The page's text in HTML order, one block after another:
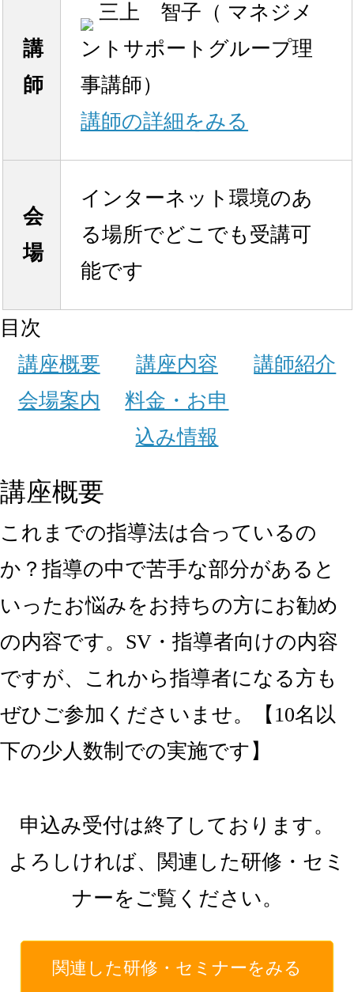
講
師
三上 智子（ マネジメ
ントサポートグループ理
事講師）
講師の詳細をみる
会
場
インターネット環境のあ
る場所でどこでも受講可
能です
目次
講座概要
講座内容
講師紹介
会場案内
料金・お申
込み情報
講座概要
これまでの指導法は合っているの
か？指導の中で苦手な部分があると
いったお悩みをお持ちの方にお勧め
の内容です。SV・指導者向けの内容
ですが、これから指導者になる方も
ぜひご参加くださいませ。【10名以
下の少人数制での実施です】
申込み受付は終了しております。
よろしければ、関連した研修・セミ
ナーをご覧ください。
関連した研修・セミナーをみる